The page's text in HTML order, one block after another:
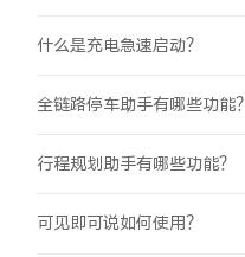
什么是充电急速启动？
全链路停车助手有哪些功能？
行程规划助手有哪些功能？
可见即可说如何使用？